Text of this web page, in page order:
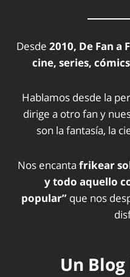
Desde 2010, De Fan a
cine, series,
Hablamos desde la
dirige a otro fan y
son la fantasía, la
Nos encanta frikear
y todo aquello
popular” que nos
Un